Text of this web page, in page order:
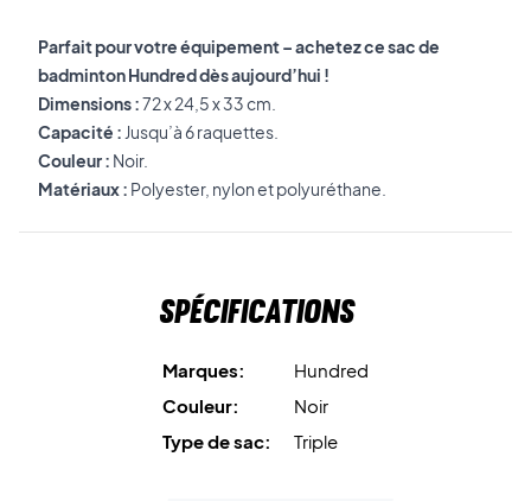
Parfait pour votre équipement – achetez ce sac de
badminton Hundred dès aujourd’hui !
Dimensions :72 x 24,5 x 33 cm.
Capacité : Jusqu’à 6 raquettes.
Couleur : Noir.
Matériaux : Polyester, nylon et polyuréthane.
Spécifications
Marques:
Hundred
Couleur:
Noir
Type de sac:
Triple